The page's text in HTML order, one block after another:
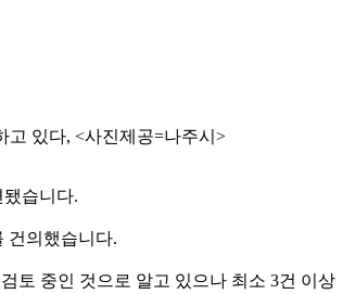
고 있다, <사진제공=나주시>
습니다.
건의했습니다.
토 중인 것으로 알고 있으나 최소 3건 이상